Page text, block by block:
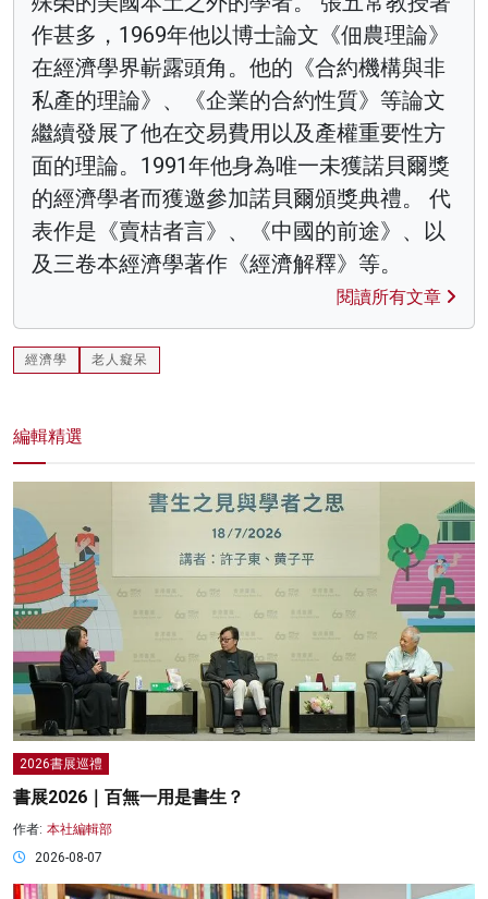
作甚多，1969年他以博士論文《佃農理論》
在經濟學界嶄露頭角。他的《合約機構與非
私產的理論》、《企業的合約性質》等論文
繼續發展了他在交易費用以及產權重要性方
面的理論。1991年他身為唯一未獲諾貝爾獎
的經濟學者而獲邀參加諾貝爾頒獎典禮。 代
表作是《賣桔者言》、《中國的前途》、以
及三卷本經濟學著作《經濟解釋》等。
閱讀所有文章
經濟學 老人癡呆
編輯精選
2026書展巡禮
書展2026｜百無一用是書生？
作者: 本社編輯部
2026-08-07